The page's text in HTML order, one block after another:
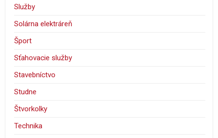
Služby
Solárna elektráreň
Šport
Sťahovacie služby
Stavebníctvo
Studne
Štvorkolky
Technika